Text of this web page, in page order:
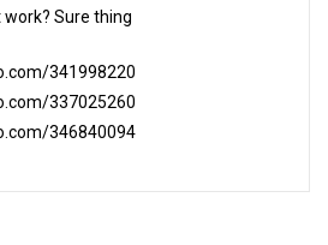
Sure thing
341998220
337025260
346840094